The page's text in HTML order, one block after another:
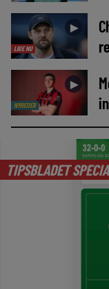
LIGE NU
►
NYHEDER
►
TIPSBLADET